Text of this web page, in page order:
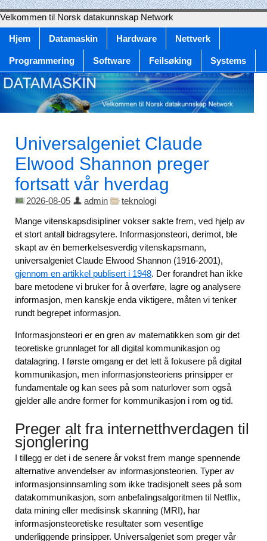
Velkommen til Norsk datakunnskap Network
Hjem Datamaskin Hardware Nettverk
Programmering Software Feilsøking Systems
Universalgeniet Claude
Elwood Shannon preger
fortsatt vår hverdag
2026-08-05 admin
teknologi
Mange vitenskapsdisipliner vokser sakte frem, ved hjelp av
et stort antall bidragsytere. Informasjonsteori, derimot, ble
skapt av én bemerkelsesverdig vitenskapsmann,
universalgeniet Claude Elwood Shannon (1916-2001),
gjennom en artikkel publisert i 1948. Der forandret han ikke
bare metodene vi bruker for å overføre, lagre og analysere
informasjon, men kanskje enda viktigere, måten vi tenker
rundt begrepet informasjon.
Informasjonsteori er en gren av matematikken som gir det
teoretiske grunnlaget for all digital kommunikasjon og
datalagring. I første omgang er det lett å fokusere på digital
kommunikasjon, men informasjonsteoriens prinsipper er
fundamentale og kan sees på som naturlover som også
gjelder alle andre former for kommunikasjon i rom og tid.
Preger alt fra internetthverdagen til
sjonglering
I tillegg er det i de senere år vokst frem mange spennende
alternative anvendelser av informasjonsteorien. Typer av
informasjonsinnsamling som ikke tradisjonelt sees på som
datakommunikasjon, som anbefalingsalgoritmen til Netflix,
data mining eller medisinsk skanning (MRI), har
informasjonsteoretiske resultater som vesentlige
underliggende prinsipper. Universalgeniet som preger vår